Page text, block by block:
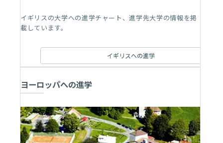
イギリスの大学への進学チャート、進学先大学の情報を掲
載しています。
イギリスへの進学
ヨーロッパへの進学